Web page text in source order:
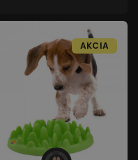
AKCIA